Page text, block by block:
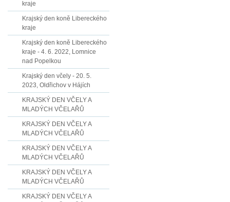
kraje
Krajský den koně Libereckého
kraje
Krajský den koně Libereckého
kraje - 4. 6. 2022, Lomnice
nad Popelkou
Krajský den včely - 20. 5.
2023, Oldřichov v Hájích
KRAJSKÝ DEN VČELY A
MLADÝCH VČELAŘŮ
KRAJSKÝ DEN VČELY A
MLADÝCH VČELAŘŮ
KRAJSKÝ DEN VČELY A
MLADÝCH VČELAŘŮ
KRAJSKÝ DEN VČELY A
MLADÝCH VČELAŘŮ
KRAJSKÝ DEN VČELY A